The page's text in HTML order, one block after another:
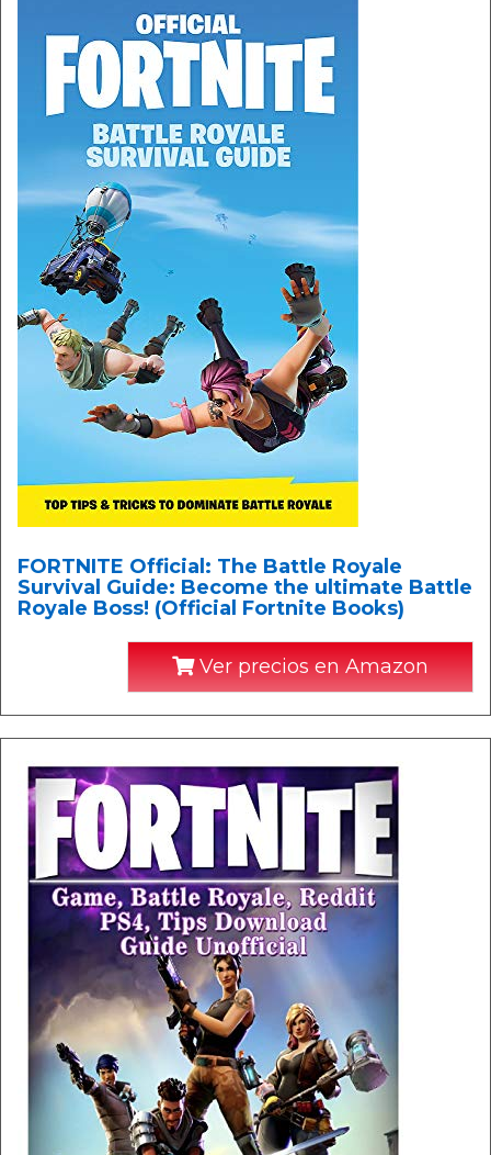
FORTNITE Official: The Battle Royale
Survival Guide: Become the ultimate Battle
Royale Boss! (Official Fortnite Books)
Ver precios en Amazon